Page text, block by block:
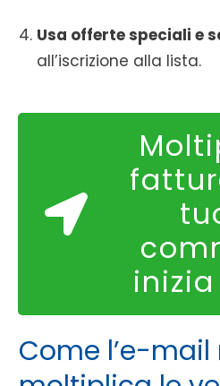
Usa offerte speciali e
all’iscrizione alla lista.
Come l’e-